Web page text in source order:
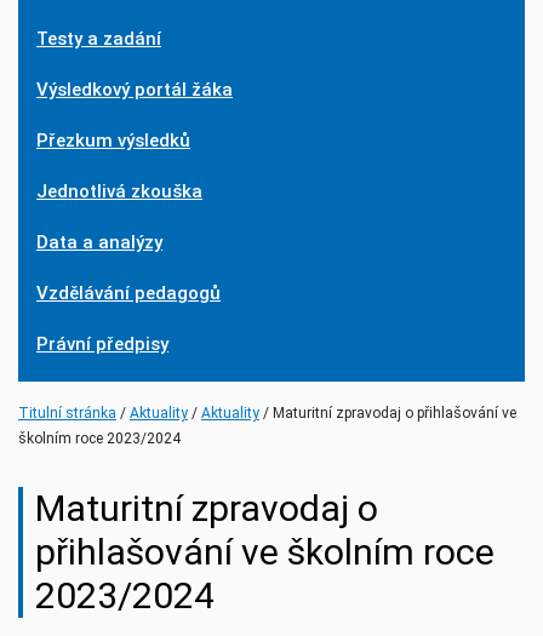
Testy a zadání
Výsledkový portál žáka
Přezkum výsledků
Jednotlivá zkouška
Data a analýzy
Vzdělávání pedagogů
Právní předpisy
Titulní stránka Aktuality(current)
Aktuality(current)
Maturitní zpravodaj o přihlašování ve
školním roce 2023/2024
Maturitní zpravodaj o
přihlašování ve školním roce
2023/2024